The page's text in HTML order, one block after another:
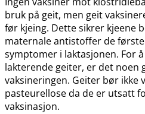
bruk på geit, men geit
før kjeing. Dette sikrer kjeene
maternale antistoffer de
symptomer i laktasjonen. For
lakterende geiter, er det noen
vaksineringen. Geiter bør ikke
pasteurellose da de er utsatt
vaksinasjon.